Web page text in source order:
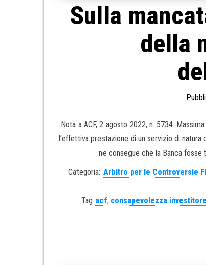
Sulla
della
Nota a ACF, 2 agosto 2022, n. 5734.
l’effettiva prestazione di un servizio di
ne consegue che la Banca
Categoria: Arbitro per le Controversie
Tag acf, consapevolezza